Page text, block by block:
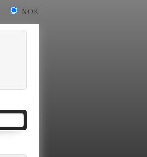
NOK